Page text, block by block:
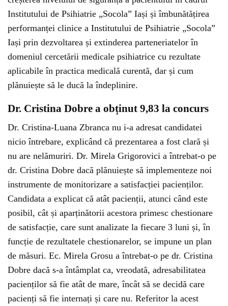
Institutului de Psihiatrie „Socola” Iași și îmbunătățirea
performanței clinice a Institutului de Psihiatrie „Socola”
Iași prin dezvoltarea și extinderea parteneriatelor în
domeniul cercetării medicale psihiatrice cu rezultate
aplicabile în practica medicală curentă, dar și cum
plănuiește să le ducă la îndeplinire.
Dr. Cristina Dobre a obținut 9,83 la concurs
Dr. Cristina-Luana Zbranca nu i-a adresat candidatei
nicio întrebare, explicând că prezentarea a fost clară și
nu are nelămuriri. Dr. Mirela Grigorovici a întrebat-o pe
dr. Cristina Dobre dacă plănuiește să implementeze noi
instrumente de monitorizare a satisfacției pacienților.
Candidata a explicat că atât pacienții, atunci când este
posibil, cât și aparținătorii acestora primesc chestionare
de satisfacție, care sunt analizate la fiecare 3 luni și, în
funcție de rezultatele chestionarelor, se impune un plan
de măsuri. Ec. Mirela Grosu a întrebat-o pe dr. Cristina
Dobre dacă s-a întâmplat ca, vreodată, adresabilitatea
pacienților să fie atât de mare, încât să se decidă care
pacienți să fie internați și care nu. Referitor la acest